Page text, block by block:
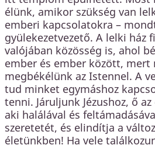
élünk, amikor szükség van
emberi kapcsolatokra –
gyülekezetvezető. A lelki ház
valójában közösség is, ahol
ember és ember között, mert
megbékélünk az Istennel. A
tud minket egymáshoz
tenni. Járuljunk Jézushoz, ő
aki halálával és
szeretetét, és elindítja a
életünkben! Ha vele